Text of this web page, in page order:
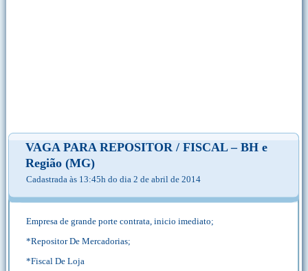
VAGA PARA REPOSITOR / FISCAL – BH e
Região (MG)
Cadastrada às 13:45h do dia 2 de abril de 2014
Empresa de grande porte contrata, inicio imediato;
*Repositor De Mercadorias;
*Fiscal De Loja